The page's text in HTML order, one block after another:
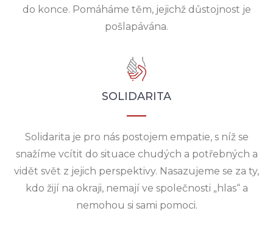
do konce. Pomáháme těm, jejichž důstojnost je
pošlapávána.
SOLIDARITA
Solidarita je pro nás postojem empatie, s níž se
snažíme vcítit do situace chudých a potřebných a
vidět svět z jejich perspektivy. Nasazujeme se za ty,
kdo žijí na okraji, nemají ve společnosti „hlas“ a
nemohou si sami pomoci.